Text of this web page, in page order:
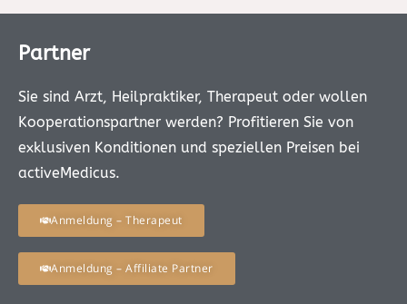
Partner
Sie sind Arzt, Heilpraktiker, Therapeut oder wollen
Kooperationspartner werden? Profitieren Sie von
exklusiven Konditionen und speziellen Preisen bei
activeMedicus.
Anmeldung – Therapeut
Anmeldung – Affiliate Partner